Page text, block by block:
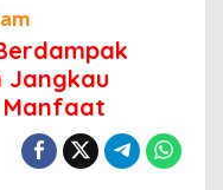
Jangkau
Manfaat